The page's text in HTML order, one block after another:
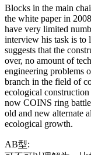
Blocks in the main
the white paper in
have very limited
interview his task is to
suggests that the
over, no amount of
engineering problems
branch in the field of
ecological
now COINS ring
old and new alternate
ecological growth.
AB型: